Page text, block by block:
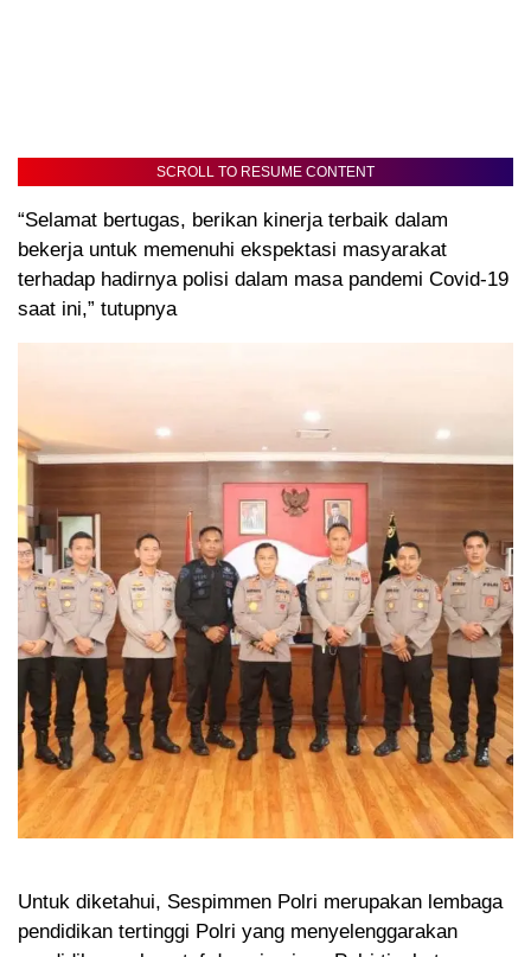
SCROLL TO RESUME CONTENT
“Selamat bertugas, berikan kinerja terbaik dalam
bekerja untuk memenuhi ekspektasi masyarakat
terhadap hadirnya polisi dalam masa pandemi Covid-19
saat ini,” tutupnya
Untuk diketahui, Sespimmen Polri merupakan lembaga
pendidikan tertinggi Polri yang menyelenggarakan